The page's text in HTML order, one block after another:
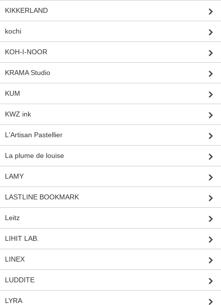
KIKKERLAND
kochi
KOH-I-NOOR
KRAMA Studio
KUM
KWZ ink
L'Artisan Pastellier
La plume de louise
LAMY
LASTLINE BOOKMARK
Leitz
LIHIT LAB.
LINEX
LUDDITE
LYRA